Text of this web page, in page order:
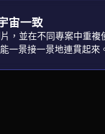
宙一致
，並在不同專案中重
一景接一景地連貫起來